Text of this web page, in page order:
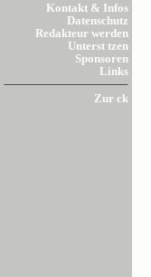
Kontakt & Infos
Datenschutz
Redakteur werden
Unterst tzen
Sponsoren
Links
Zur ck